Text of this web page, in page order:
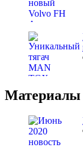
Материалы